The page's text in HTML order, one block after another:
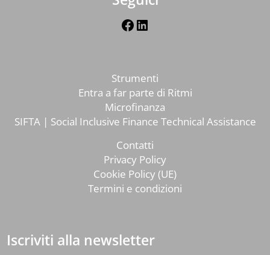
Facebook
Strumenti
Entra a far parte di Ritmi
Microfinanza
SIFTA | Social Inclusive Finance Technical Assistance
Contatti
Privacy Policy
Cookie Policy (UE)
Termini e condizioni
Iscriviti alla newsletter